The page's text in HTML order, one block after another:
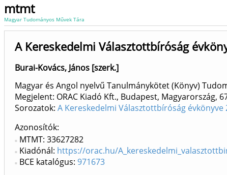
mtmt
Magyar Tudományos Művek Tára
A Kereskedelmi Választottbíróság
Burai-Kovács, János [szerk.]
Magyar és Angol nyelvű Tanulmánykötet (Könyv)
Megjelent: ORAC Kiadó Kft., Budapest, Magyarország,
Sorozatok: A Kereskedelmi Választottbíróság évkönyve
Azonosítók
MTMT: 33627282
Kiadónál: https://orac.hu/
BCE katalógus: 971673